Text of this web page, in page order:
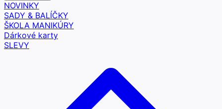
NOVINKY
SADY & BALÍČKY
ŠKOLA MANIKÚRY
Dárkové karty
SLEVY